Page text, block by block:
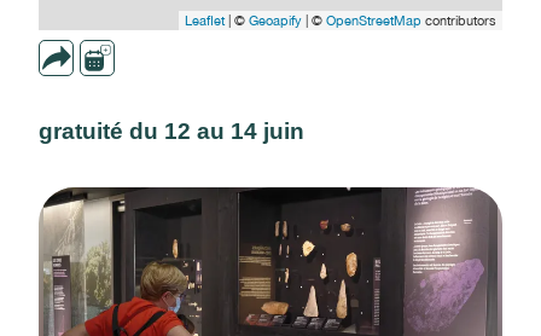
Leaflet| © Geoapify | © OpenStreetMap contributors
gratuité du 12 au 14 juin